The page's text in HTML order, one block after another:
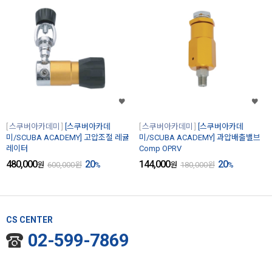
스쿠버아카데미
[스쿠버아카데
미/SCUBA ACADEMY] 고압조절 레귤
레이터
480,000원 600,000원 20%
스쿠버아카데미
[스쿠버아카데
미/SCUBA ACADEMY] 과압배출밸브
Comp OPRV
144,000원 180,000원 20%
CS CENTER
02-599-7869